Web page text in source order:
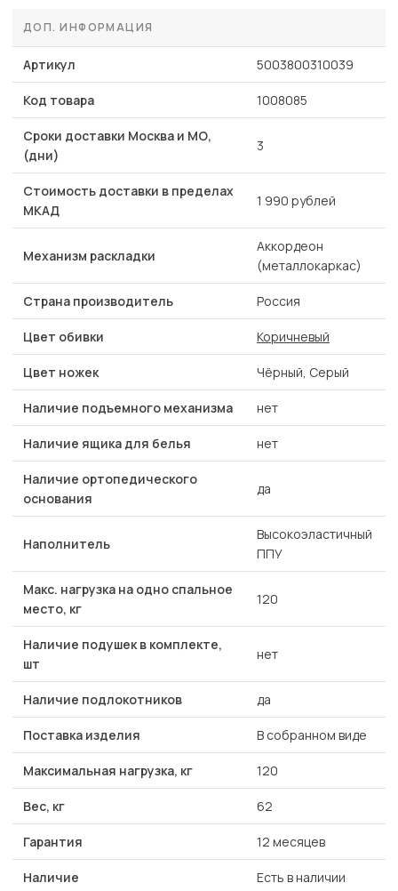
ДОП. ИНФОРМАЦИЯ
Артикул 5003800310039
Код товара 1008085
Сроки доставки Москва и МО,
(дни)
3
Стоимость доставки в пределах
МКАД
1 990 рублей
Механизм раскладки
Аккордеон
(металлокаркас)
Страна производитель Россия
Цвет обивки Коричневый
Цвет ножек Чёрный, Серый
Наличие подъемного механизма нет
Наличие ящика для белья нет
Наличие ортопедического
основания
да
Наполнитель
Высокоэластичный
ППУ
Макс. нагрузка на одно спальное
место, кг
120
Наличие подушек в комплекте,
шт
нет
Наличие подлокотников да
Поставка изделия В собранном виде
Максимальная нагрузка, кг 120
Вес, кг 62
Гарантия 12 месяцев
Наличие Есть в наличии